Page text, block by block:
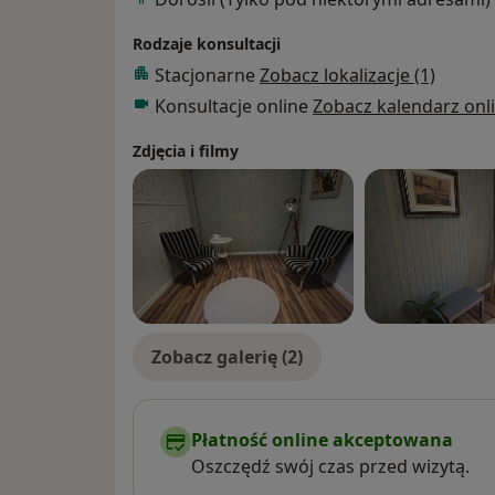
Rodzaje konsultacji
Stacjonarne Zobacz lokalizacje (1)
Konsultacje online Zobacz kalendarz
Zdjęcia i filmy
Zobacz galerię (2)
Płatność online akceptowana
Oszczędź swój czas przed wizytą.